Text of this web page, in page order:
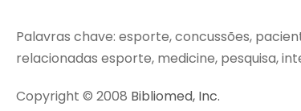
Palavras chave: esporte, concussões,
relacionadas esporte, medicine, pesquisa,
Copyright © 2008 Bibliomed, Inc.